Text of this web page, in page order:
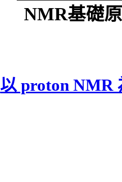
NMR基礎
以 proton NMR